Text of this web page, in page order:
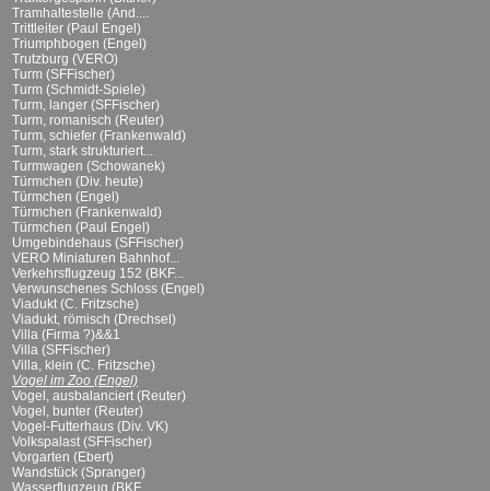
Tramhaltestelle (And....
Trittleiter (Paul Engel)
Triumphbogen (Engel)
Trutzburg (VERO)
Turm (SFFischer)
Turm (Schmidt-Spiele)
Turm, langer (SFFischer)
Turm, romanisch (Reuter)
Turm, schiefer (Frankenwald)
Turm, stark strukturiert...
Turmwagen (Schowanek)
Türmchen (Div. heute)
Türmchen (Engel)
Türmchen (Frankenwald)
Türmchen (Paul Engel)
Umgebindehaus (SFFischer)
VERO Miniaturen Bahnhof...
Verkehrsflugzeug 152 (BKF...
Verwunschenes Schloss (Engel)
Viadukt (C. Fritzsche)
Viadukt, römisch (Drechsel)
Villa (Firma ?)&&1
Villa (SFFischer)
Villa, klein (C. Fritzsche)
Vogel im Zoo (Engel)
Vogel, ausbalanciert (Reuter)
Vogel, bunter (Reuter)
Vogel-Futterhaus (Div. VK)
Volkspalast (SFFischer)
Vorgarten (Ebert)
Wandstück (Spranger)
Wasserflugzeug (BKF